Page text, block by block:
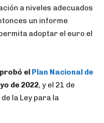
a niveles adecuados
un informe
adoptar el euro el
el Plan Nacional de
de 2022, y el 21 de
la Ley para la